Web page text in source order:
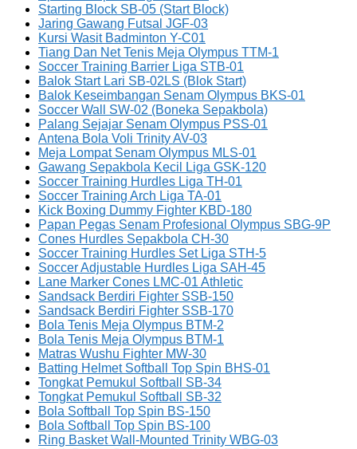
Starting Block SB-05 (Start Block)
Jaring Gawang Futsal JGF-03
Kursi Wasit Badminton Y-C01
Tiang Dan Net Tenis Meja Olympus TTM-1
Soccer Training Barrier Liga STB-01
Balok Start Lari SB-02LS (Blok Start)
Balok Keseimbangan Senam Olympus BKS-01
Soccer Wall SW-02 (Boneka Sepakbola)
Palang Sejajar Senam Olympus PSS-01
Antena Bola Voli Trinity AV-03
Meja Lompat Senam Olympus MLS-01
Gawang Sepakbola Kecil Liga GSK-120
Soccer Training Hurdles Liga TH-01
Soccer Training Arch Liga TA-01
Kick Boxing Dummy Fighter KBD-180
Papan Pegas Senam Profesional Olympus SBG-9P
Cones Hurdles Sepakbola CH-30
Soccer Training Hurdles Set Liga STH-5
Soccer Adjustable Hurdles Liga SAH-45
Lane Marker Cones LMC-01 Athletic
Sandsack Berdiri Fighter SSB-150
Sandsack Berdiri Fighter SSB-170
Bola Tenis Meja Olympus BTM-2
Bola Tenis Meja Olympus BTM-1
Matras Wushu Fighter MW-30
Batting Helmet Softball Top Spin BHS-01
Tongkat Pemukul Softball SB-34
Tongkat Pemukul Softball SB-32
Bola Softball Top Spin BS-150
Bola Softball Top Spin BS-100
Ring Basket Wall-Mounted Trinity WBG-03